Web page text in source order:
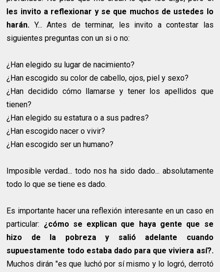
les invito a reflexionar y se que muchos de ustedes lo
harán. Y... Antes de terminar, les invito a contestar las
siguientes preguntas con un si o no:
¿Han elegido su lugar de nacimiento?
¿Han escogido su color de cabello, ojos, piel y sexo?
¿Han decidido cómo llamarse y tener los apellidos que
tienen?
¿Han elegido su estatura o a sus padres?
¿Han escogido nacer o vivir?
¿Han escogido ser un humano?
Imposible verdad... todo nos ha sido dado... absolutamente
todo lo que se tiene es dado.
Es importante hacer una reflexión interesante en un caso en
particular: ¿cómo se explican que haya gente que se
hizo de la pobreza y salió adelante cuando
supuestamente todo estaba dado para que viviera así?.
Muchos dirán "es que luchó por sí mismo y lo logró, derrotó